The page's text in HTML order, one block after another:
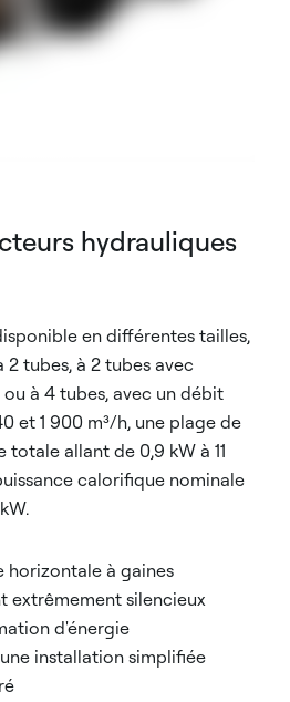
hydrauliques
en différentes tailles,
2 tubes, à 2 tubes avec
à 4 tubes, avec un débit
et 1 900 m³/h, une plage de
allant de 0,9 kW à 11
calorifique nominale
horizontale à gaines
extrêmement silencieux
d'énergie
installation simplifiée